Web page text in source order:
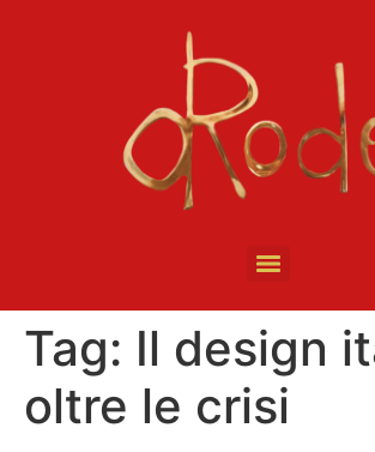
Tag: Il design
oltre le crisi